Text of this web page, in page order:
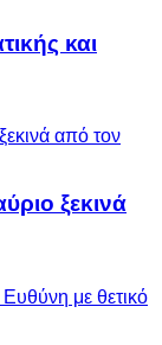
και
ξεκινά